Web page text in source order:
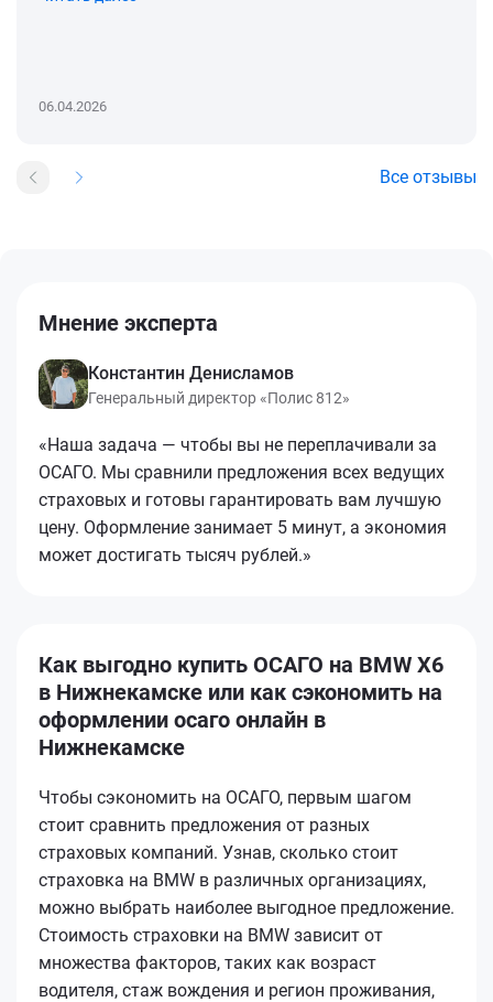
06.04.2026
Все отзывы
Мнение эксперта
Константин Денисламов
Генеральный директор «Полис 812»
«Наша задача — чтобы вы не переплачивали за
ОСАГО. Мы сравнили предложения всех ведущих
страховых и готовы гарантировать вам лучшую
цену. Оформление занимает 5 минут, а экономия
может достигать тысяч рублей.»
Как выгодно купить ОСАГО на BMW X6
в Нижнекамске или как сэкономить на
оформлении осаго онлайн в
Нижнекамске
Чтобы сэкономить на ОСАГО, первым шагом
стоит сравнить предложения от разных
страховых компаний. Узнав, сколько стоит
страховка на BMW в различных организациях,
можно выбрать наиболее выгодное предложение.
Стоимость страховки на BMW зависит от
множества факторов, таких как возраст
водителя, стаж вождения и регион проживания,